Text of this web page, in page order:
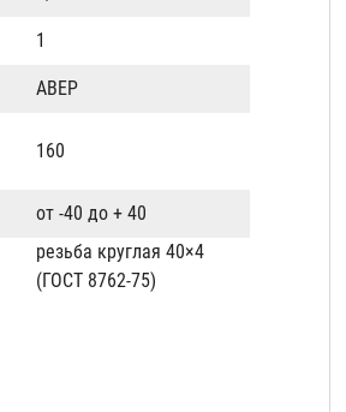
1
ABEP
160
от -40 до + 40
резьба круглая 40×4
(ГОСТ 8762-75)